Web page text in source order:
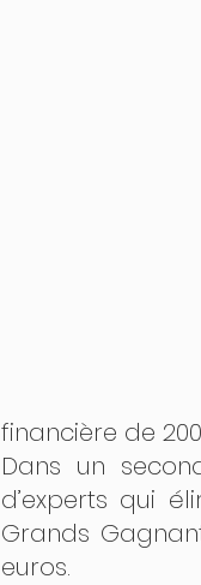
financière de
Dans un
d’experts qui
Grands
euros.